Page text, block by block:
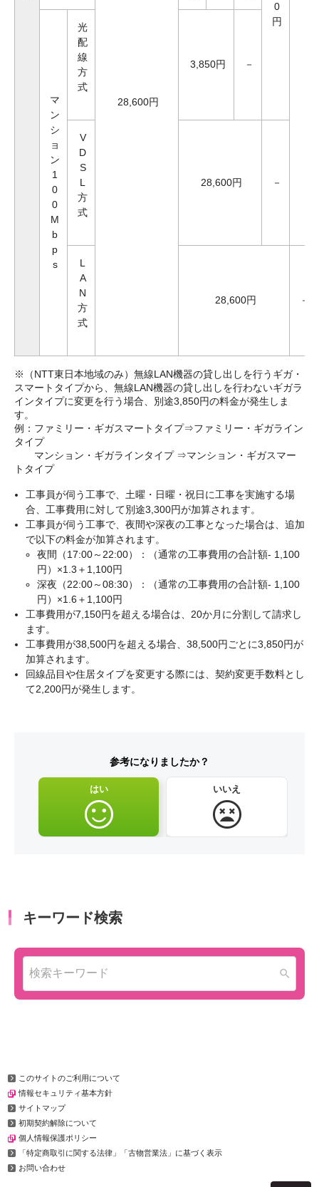
28,600円
0
円
マ
ン
シ
ョ
ン
1
0
0
M
b
p
s
光
配
線
方
式
3,850円 －
V
D
S
L
方
式
28,600円 －
L
A
N
方
式
28,600円 －
※（NTT東日本地域のみ）無線LAN機器の貸し出しを行うギガ・
スマートタイプから、無線LAN機器の貸し出しを行わないギガラ
インタイプに変更を行う場合、別途3,850円の料金が発生しま
す。
例：ファミリー・ギガスマートタイプ⇒ファミリー・ギガライン
タイプ
マンション・ギガラインタイプ ⇒マンション・ギガスマー
トタイプ
工事員が伺う工事で、土曜・日曜・祝日に工事を実施する場
合、工事費用に対して別途3,300円が加算されます。
工事員が伺う工事で、夜間や深夜の工事となった場合は、追加
で以下の料金が加算されます。
夜間（17:00～22:00）：（通常の工事費用の合計額- 1,100
円）×1.3＋1,100円
深夜（22:00～08:30）：（通常の工事費用の合計額- 1,100
円）×1.6＋1,100円
工事費用が7,150円を超える場合は、20か月に分割して請求し
ます。
工事費用が38,500円を超える場合、38,500円ごとに3,850円が
加算されます。
回線品目や住居タイプを変更する際には、契約変更手数料とし
て2,200円が発生します。
参考になりましたか？
はい いいえ
このサイトのご利用について
情報セキュリティ基本方針
サイトマップ
初期契約解除について
個人情報保護ポリシー
「特定商取引に関する法律」「古物営業法」に基づく表示
お問い合わせ